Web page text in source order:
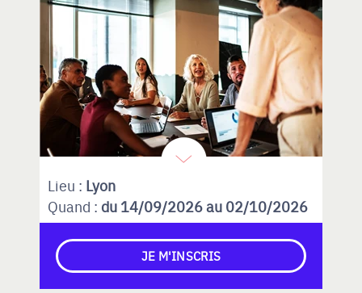
Lieu : Lyon
Quand : du 14/09/2026 au 02/10/2026
JE M'INSCRIS